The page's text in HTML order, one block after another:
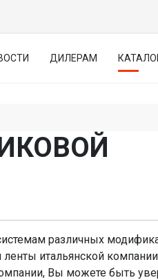
ДИЛЕРАМ
различных
итальянской
Вы можете быть